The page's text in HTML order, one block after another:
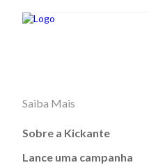
Saiba Mais
Sobre a Kickante
Lance uma campanha